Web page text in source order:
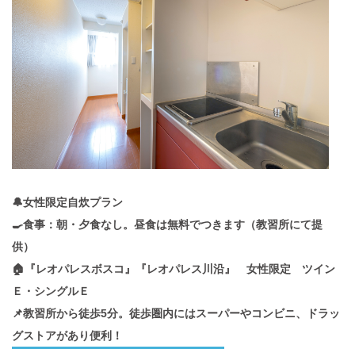
🔔女性限定自炊プラン
🍳食事：朝・夕食なし。昼食は無料でつきます（教習所にて提
供）
🏠『レオパレスボスコ』『レオパレス川沿』 女性限定 ツイン
Ｅ・シングルＥ
📌教習所から徒歩5分。徒歩圏内にはスーパーやコンビニ、ドラッ
グストアがあり便利！